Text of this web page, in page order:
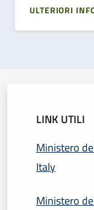
ULTERIORI
LINK UTILI
Ministero
Italy
Ministero